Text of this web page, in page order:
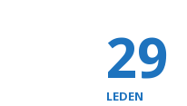
29
LEDEN